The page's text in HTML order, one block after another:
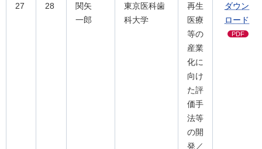
27 28
関矢
一郎
東京医科歯
科大学
再生
医療
等の
産業
化に
向け
た評
価手
法等
の開
発／
ダウン
ロード
PDF